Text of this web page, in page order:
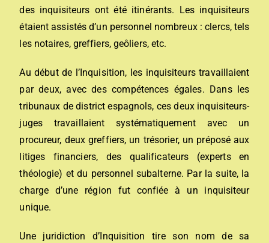
des inquisiteurs ont été itinérants. Les inquisiteurs
étaient assistés d’un personnel nombreux :clercs, tels
les notaires, greffiers, geôliers, etc.
Au début de l’Inquisition, les inquisiteurs travaillaient
par deux, avec des compétences égales. Dans les
tribunaux de district espagnols, ces deux inquisiteurs-
juges travaillaient systématiquement avec un
procureur, deux greffiers, un trésorier, un préposé aux
litiges financiers, des qualificateurs (experts en
théologie) et du personnel subalterne. Par la suite, la
charge d’une région fut confiée à un inquisiteur
unique.
Une juridiction d’Inquisition tire son nom de sa